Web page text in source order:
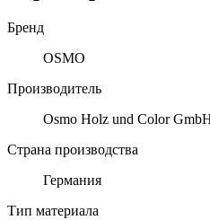
Бренд
OSMO
Производитель
Osmo Holz und Color
Страна производства
Германия
Тип материала